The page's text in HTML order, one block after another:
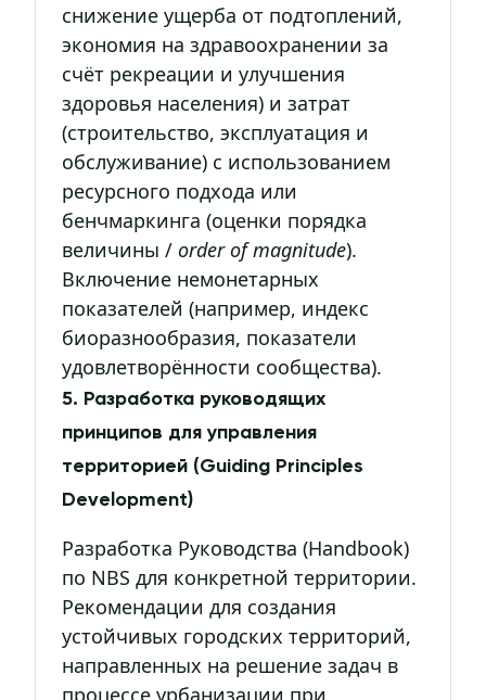
снижение ущерба от подтоплений,
экономия на здравоохранении за
счёт рекреации и улучшения
здоровья населения) и затрат
(строительство, эксплуатация и
обслуживание) с использованием
ресурсного подхода или
бенчмаркинга (оценки порядка
величины / order of magnitude).
Включение немонетарных
показателей (например, индекс
биоразнообразия, показатели
удовлетворённости сообщества).
5. Разработка руководящих
принципов для управления
территорией (Guiding Principles
Development)
Разработка Руководства (Handbook)
по NBS для конкретной территории.
Рекомендации для создания
устойчивых городских территорий,
направленных на решение задач в
процессе урбанизации при